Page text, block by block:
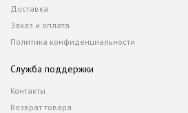
Доставка
Заказ и оплата
Политика конфиденциальности
Служба поддержки
Контакты
Возврат товара